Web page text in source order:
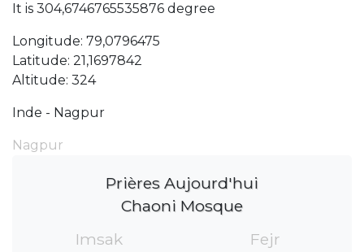
It is 304,6746765535876 degree
Longitude: 79,0796475
Latitude: 21,1697842
Altitude: 324
Inde - Nagpur
Nagpur
Prières Aujourd'hui
Chaoni Mosque
Imsak
Fejr